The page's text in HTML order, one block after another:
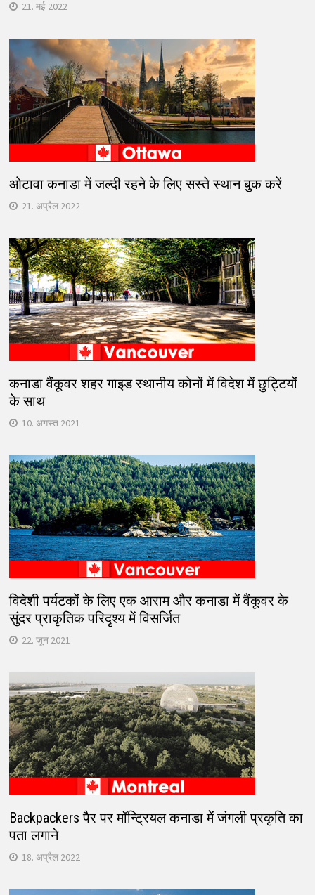
21. मई 2022
ओटावा कनाडा में जल्दी रहने के लिए सस्ते स्थान बुक करें
21. अप्रैल 2022
कनाडा वैंकूवर शहर गाइड स्थानीय कोनों में विदेश में छुट्टियों
के साथ
10. अगस्त 2021
विदेशी पर्यटकों के लिए एक आराम और कनाडा में वैंकूवर के
सुंदर प्राकृतिक परिदृश्य में विसर्जित
22. जून 2021
Backpackers पैर पर मॉन्ट्रियल कनाडा में जंगली प्रकृति का
पता लगाने
18. अप्रैल 2022